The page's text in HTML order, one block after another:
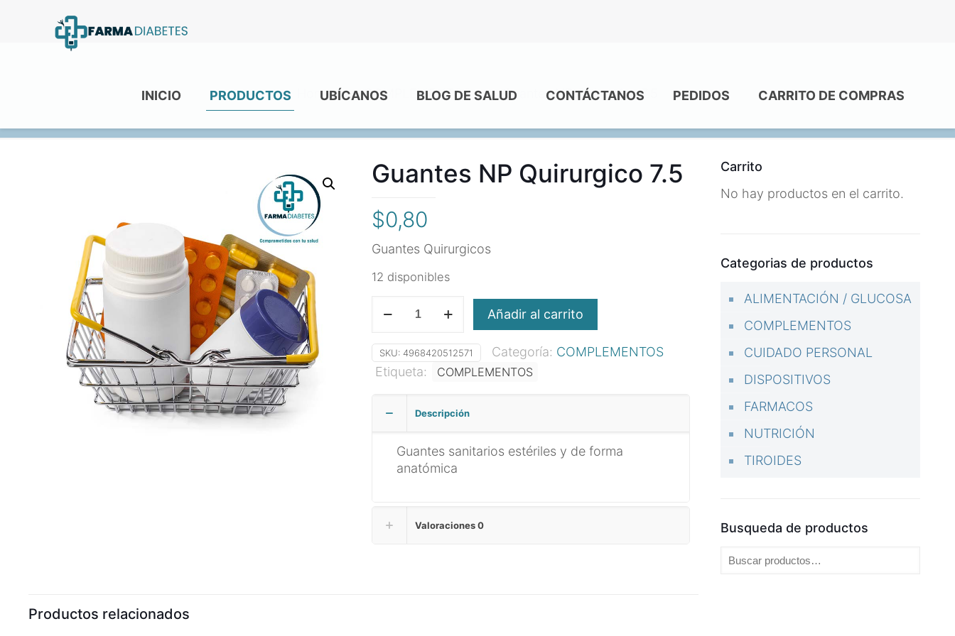
INICIO PRODUCTOS UBÍCANOS BLOG DE SALUD CONTÁCTANOS PEDIDOS CARRITO DE COMPRAS
Home COMPLEMENTOS Guantes NP Quirurgico 7.5
Guantes NP Quirurgico 7.5
$0,80
Guantes Quirurgicos
12 disponibles
7.5
cantidad
Añadir al carrito
SKU:4968420512571 Categoría: COMPLEMENTOS
Etiqueta:
COMPLEMENTOS
Descripción
Guantes sanitarios estériles y de forma
anatómica
Valoraciones0
Productos relacionados
Carrito
No hay productos en el carrito.
Categorias de productos
ALIMENTACIÓN / GLUCOSA
COMPLEMENTOS
CUIDADO PERSONAL
DISPOSITIVOS
FARMACOS
NUTRICIÓN
TIROIDES
Busqueda de productos